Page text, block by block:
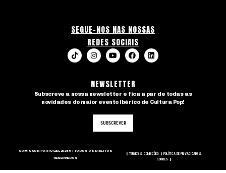
SEGUE-NOS NAS NOSSAS
REDES SOCIAIS
NEWSLETTER
Subscreve a nossa newsletter e fica a par de todas as
novidades do maior evento Ibérico de Cultura Pop!
SUBSCREVER
COMIC CON PORTUGAL 2026 © | TODOS OS DIREITOS
RESERVADOS
|TERMOS & CONDIÇÕES| POLÍTICA DE PRIVACIDADE &
COOKIES|